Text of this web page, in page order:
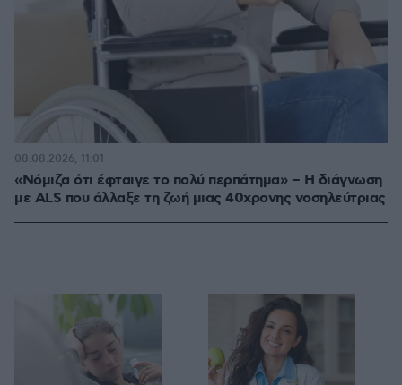
«Νόμιζα ότι έφταιγε το πολύ περπάτημα» – Η διάγνωση
με ALS που άλλαξε τη ζωή μιας 40χρονης νοσηλεύτριας
08.08.2026, 11:01